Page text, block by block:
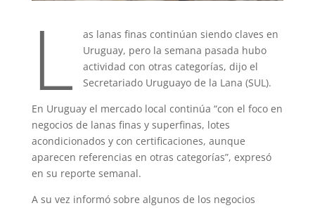
L
as lanas finas continúan siendo claves en
Uruguay, pero la semana pasada hubo
actividad con otras categorías, dijo el
Secretariado Uruguayo de la Lana (SUL).
En Uruguay el mercado local continúa “con el foco en
negocios de lanas finas y superfinas, lotes
acondicionados y con certificaciones, aunque
aparecen referencias en otras categorías”, expresó
en su reporte semanal.
A su vez informó sobre algunos de los negocios